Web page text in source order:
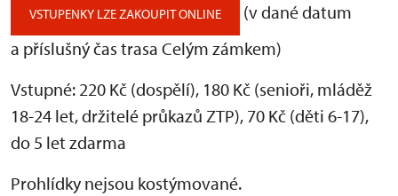
VSTUPENKY LZE ZAKOUPIT ONLINE
(v dané datum
a příslušný čas trasa Celým zámkem)
Vstupné: 220 Kč (dospělí), 180 Kč (senioři, mláděž
18-24 let, držitelé průkazů ZTP), 70 Kč (děti 6-17),
do 5 let zdarma
Prohlídky nejsou kostýmované.